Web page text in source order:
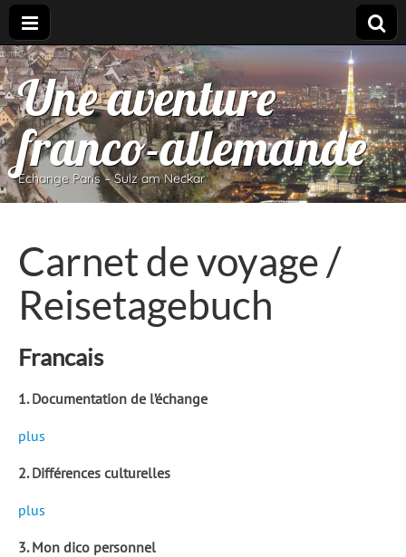
Une aventure
franco-allemande
Echange Paris – Sulz am Neckar
Carnet de voyage /
Reisetagebuch
Francais
1. Documentation de l’échange
plus
2. Différences culturelles
plus
3. Mon dico personnel